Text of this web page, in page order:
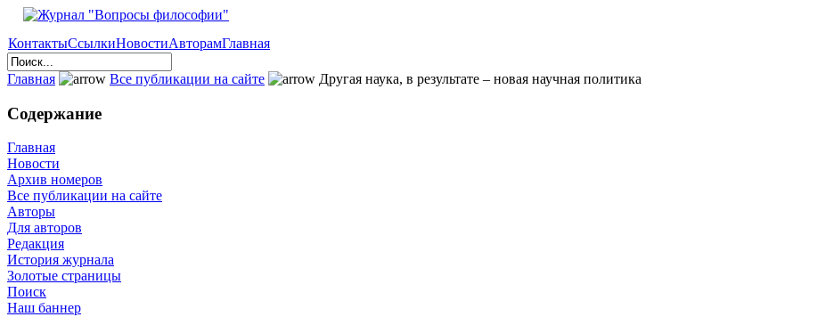
КонтактыСсылкиНовостиАвторамГлавная
Главная Все публикации на сайте Другая наука, в результате – новая научная политика
Содержание
Главная
Новости
Архив номеров
Все публикации на сайте
Авторы
Для авторов
Редакция
История журнала
Золотые страницы
Поиск
Наш баннер